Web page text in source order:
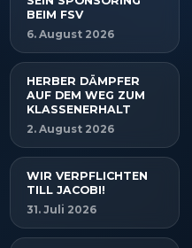
BEIM FSV
6. August 2026
HERBER DÄMPFER
AUF DEM WEG ZUM
KLASSENERHALT
2. August 2026
WIR VERPFLICHTEN
TILL JACOBI!
31. Juli 2026